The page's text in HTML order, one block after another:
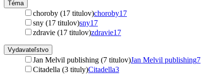
Téma
choroby (17 titulov)choroby17
sny (17 titulov)sny17
zdravie (17 titulov)zdravie17
Vydavateľstvo
Jan Melvil publishing (7 titulov)Jan Melvil publishing7
Citadella (3 tituly)Citadella3